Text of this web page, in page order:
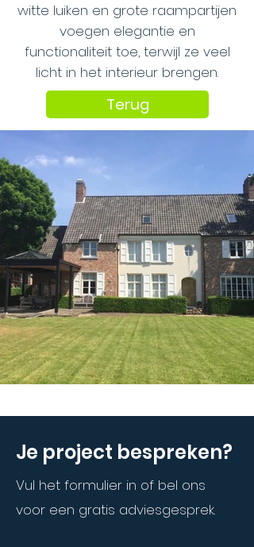
witte luiken en grote raampartijen
voegen elegantie en
functionaliteit toe, terwijl ze veel
licht in het interieur brengen.
Terug
Je project bespreken?
Vul het formulier in of bel ons
voor een gratis adviesgesprek.